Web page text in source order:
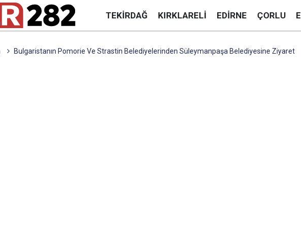
TEKIRDAĞ KIRKLARELI EDIRNE ÇORLU
Bulgaristanın Pomorie Ve Strastin Belediyelerinden Süleymanpaşa Belediyesine Ziyaret